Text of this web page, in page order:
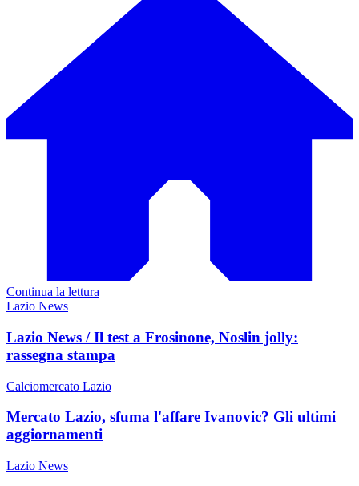
Continua la lettura
Lazio News
Lazio News / Il test a Frosinone, Noslin jolly:
rassegna stampa
Calciomercato Lazio
Mercato Lazio, sfuma l'affare Ivanovic? Gli ultimi
aggiornamenti
Lazio News